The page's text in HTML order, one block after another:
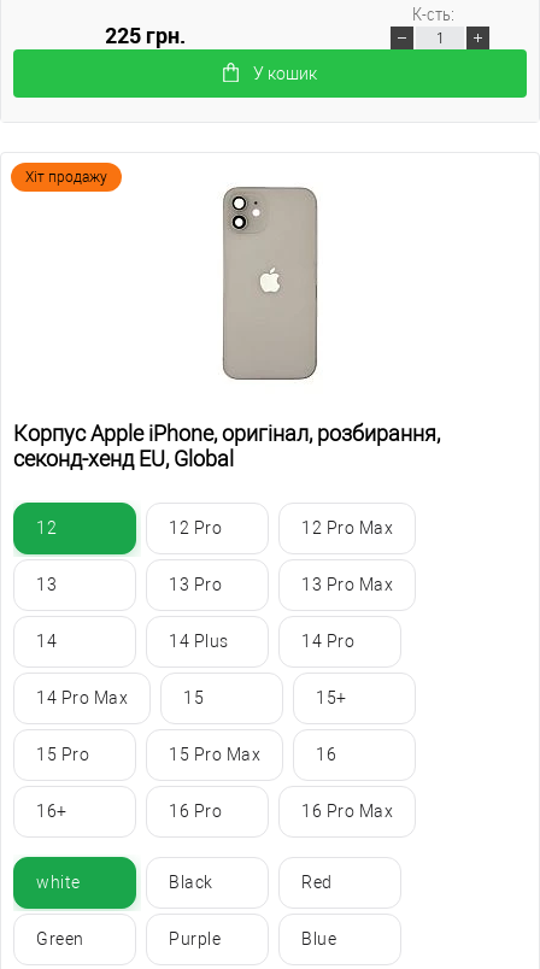
225 грн.
У кошик
К-сть:
Хіт продажу
Корпус Apple iPhone, оригінал, розбирання,
секонд-хенд EU, Global
12 12 Pro 12 Pro Max
13 13 Pro 13 Pro Max
14 14 Plus 14 Pro
14 Pro Max 15 15+
15 Pro 15 Pro Max 16
16+ 16 Pro 16 Pro Max
white Black Red
Green Purple Blue